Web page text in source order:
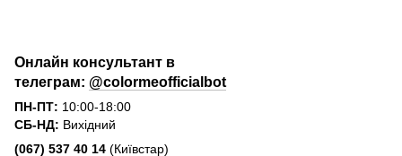
Онлайн консультант в
телеграм: @colormeofficialbot
ПН-ПТ: 10:00-18:00
СБ-НД: Вихідний
(067) 537 40 14 (Київстар)